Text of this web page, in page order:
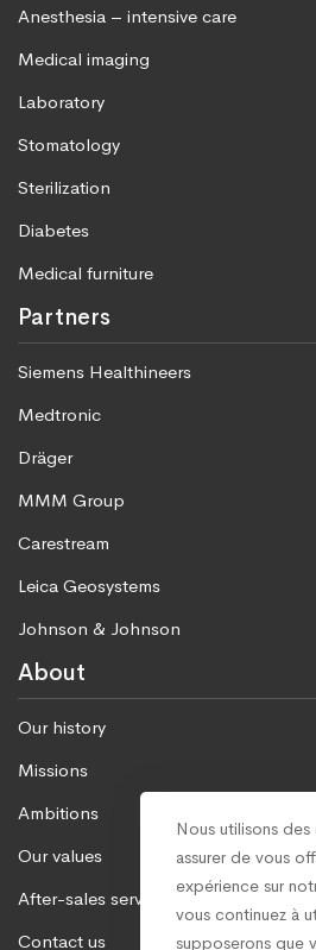
Anesthesia – intensive care
Medical imaging
Laboratory
Stomatology
Sterilization
Diabetes
Medical furniture
Partners
Siemens Healthineers
Medtronic
Dräger
MMM Group
Carestream
Leica Geosystems
Johnson & Johnson
About
Our history
Missions
Ambitions
Our values
After-sales service
Contact us
Nous utilisons
assurer de vous
expérience sur
vous continuez à
supposerons que